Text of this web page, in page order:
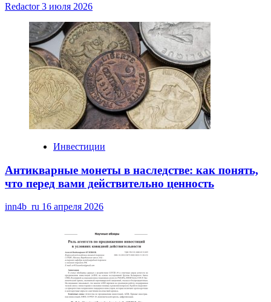
Redactor3 июля 2026
Инвестиции
Антикварные монеты в наследстве: как понять,
что перед вами действительно ценность
inn4b_ru 16 апреля 2026